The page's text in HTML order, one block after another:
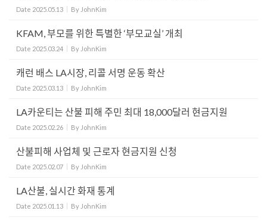
Date 2025.05.13 By JohnKim
KFAM, 부모를 위한 특별한 ‘부모교실’ 개최
Date 2025.03.24 By JohnKim
캐런 배스 LA시장, 리콜 서명 운동 확산
Date 2025.03.13 By JohnKim
LA카운티는 산불 피해 주민 최대 18,000달러 현금지원
Date 2025.02.26 By JohnKim
산불피해 사업체 및 근로자 현금지원 신청
Date 2025.02.07 By JohnKim
LA산불, 실시간 화재 통계
Date 2025.01.13 By JohnKim